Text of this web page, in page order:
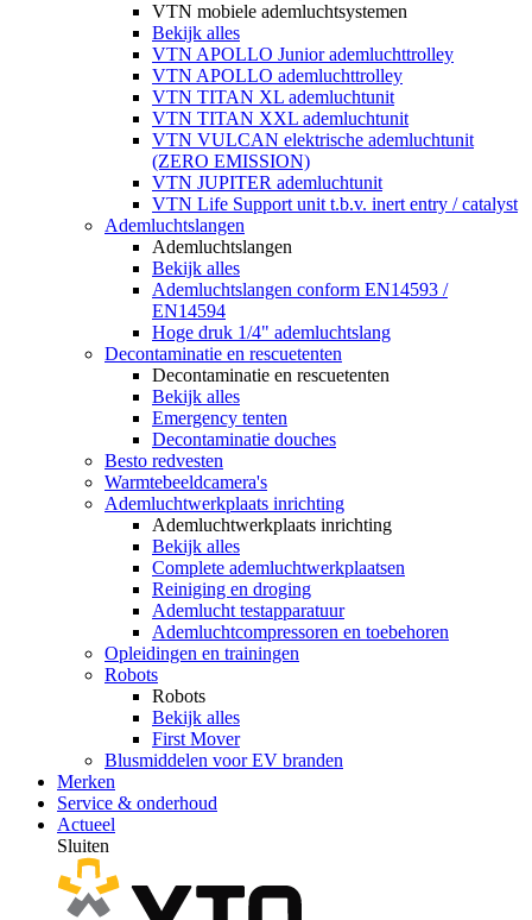
VTN mobiele ademluchtsystemen
Bekijk alles
VTN APOLLO Junior ademluchttrolley
VTN APOLLO ademluchttrolley
VTN TITAN XL ademluchtunit
VTN TITAN XXL ademluchtunit
VTN VULCAN elektrische ademluchtunit
(ZERO EMISSION)
VTN JUPITER ademluchtunit
VTN Life Support unit t.b.v. inert entry / catalyst
Ademluchtslangen
Ademluchtslangen
Bekijk alles
Ademluchtslangen conform EN14593 /
EN14594
Hoge druk 1/4" ademluchtslang
Decontaminatie en rescuetenten
Decontaminatie en rescuetenten
Bekijk alles
Emergency tenten
Decontaminatie douches
Besto redvesten
Warmtebeeldcamera's
Ademluchtwerkplaats inrichting
Ademluchtwerkplaats inrichting
Bekijk alles
Complete ademluchtwerkplaatsen
Reiniging en droging
Ademlucht testapparatuur
Ademluchtcompressoren en toebehoren
Opleidingen en trainingen
Robots
Robots
Bekijk alles
First Mover
Blusmiddelen voor EV branden
Merken
Service & onderhoud
Actueel
Sluiten